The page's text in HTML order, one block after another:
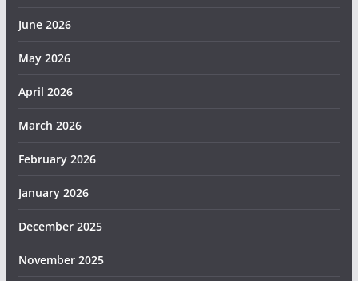
June 2026
May 2026
April 2026
March 2026
February 2026
January 2026
December 2025
November 2025